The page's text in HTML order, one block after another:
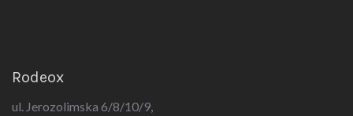
Rodeox
ul. Jerozolimska 6/8/10/9,